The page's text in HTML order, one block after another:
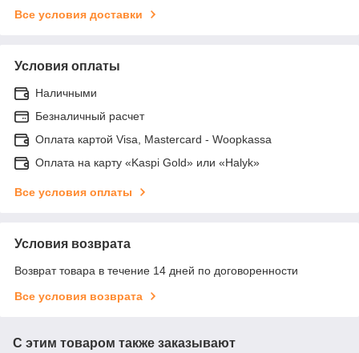
Все условия доставки
Условия оплаты
Наличными
Безналичный расчет
Оплата картой Visa, Mastercard - Woopkassa
Оплата на карту «Kaspi Gold» или «Halyk»
Все условия оплаты
Условия возврата
Возврат товара в течение 14 дней по договоренности
Все условия возврата
С этим товаром также заказывают